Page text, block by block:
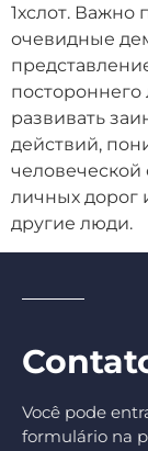
1хслот. Важно
очевидные
развивать
действий,
человеческой
личных дорог
другие люди.
Você pode
formulário na